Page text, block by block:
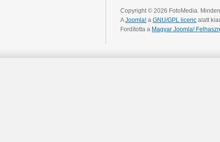
Copyright © 2026 FotoMedia.
AJoomla! a GNU/GPL licenc alatt
Fordította a Magyar Joomla!